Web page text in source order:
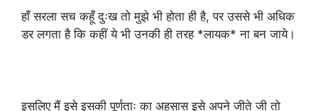
हाँ सरला सच कहूँ दुःख तो मुझे भी होता ही है, पर उससे भी अधिक
डर लगता है कि कहीं ये भी उनकी ही तरह *लायक* ना बन जाये।
इसलिए मैं इसे इसकी पूर्णताः का अहसास इसे अपने जीते जी तो